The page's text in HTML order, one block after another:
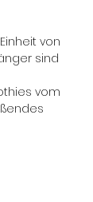
von
sind
vom